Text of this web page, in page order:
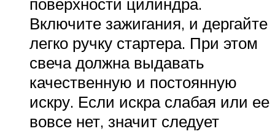
Включите зажигания, и дергайте
легко ручку стартера. При этом
свеча должна выдавать
качественную и постоянную
искру. Если искра слабая или ее
вовсе нет, значит следует